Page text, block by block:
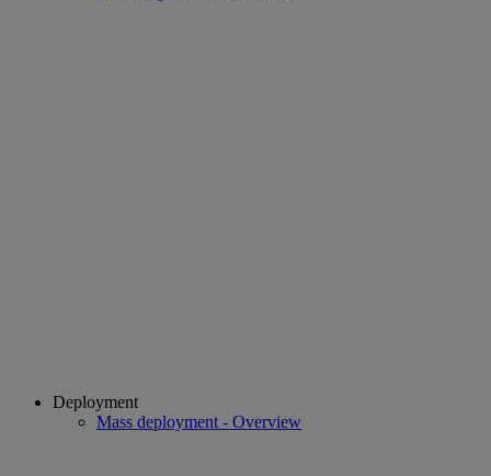
Deployment
Mass deployment - Overview